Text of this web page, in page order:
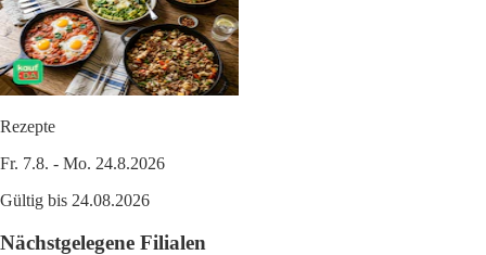
Rezepte
Fr. 7.8. - Mo. 24.8.2026
Gültig bis 24.08.2026
Nächstgelegene Filialen